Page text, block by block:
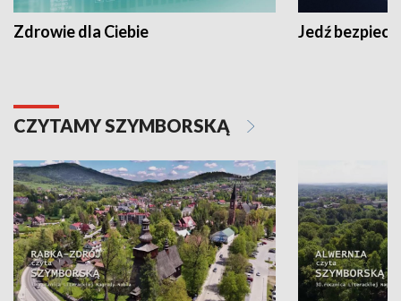
Zdrowie dla Ciebie Jedź
CZYTAMY SZYMBORSKĄ